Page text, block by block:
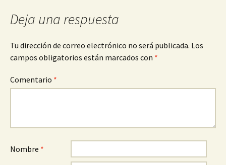
Deja una respuesta
Tu dirección de correo electrónico no será publicada. Los
campos obligatorios están marcados con *
Comentario *
Nombre *